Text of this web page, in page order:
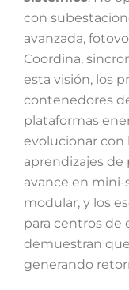
con
avanzada,
Coordina,
esta visión, los
contenedores
plataformas
evolucionar con
aprendizajes de
avance en
modular, y los
para centros de
demuestran
generando